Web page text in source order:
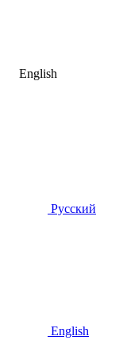
English
Русский
English